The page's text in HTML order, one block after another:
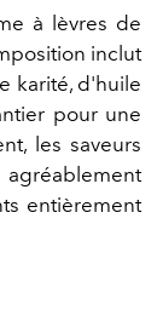
à lèvres de
inclut
karité, d'huile
pour une
les saveurs
entièrement